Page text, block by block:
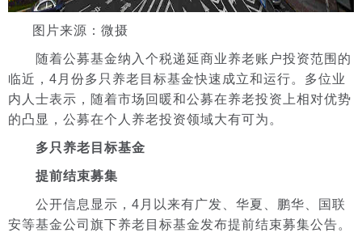
图片来源：微摄
随着公募基金纳入个税递延商业养老账户投资范围的
临近，4月份多只养老目标基金快速成立和运行。多位业
内人士表示，随着市场回暖和公募在养老投资上相对优势
的凸显，公募在个人养老投资领域大有可为。
多只养老目标基金
提前结束募集
公开信息显示，4月以来有广发、华夏、鹏华、国联
安等基金公司旗下养老目标基金发布提前结束募集公告。